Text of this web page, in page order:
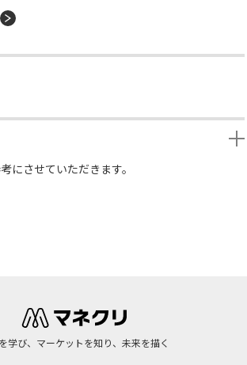
にさせていただきます。
学び、マーケットを知り、未来を描く